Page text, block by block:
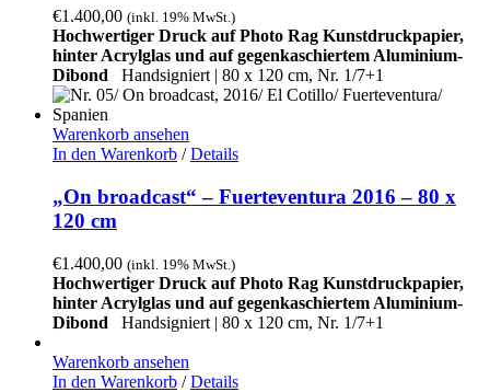
€1.400,00 (inkl. 19% MwSt.)
Hochwertiger Druck auf Photo Rag Kunstdruckpapier,
hinter Acrylglas und auf gegenkaschiertem Aluminium-
Dibond Handsigniert | 80 x 120 cm, Nr. 1/7+1
Warenkorb ansehen
In den Warenkorb / Details
„On broadcast“ – Fuerteventura 2016 – 80 x
120 cm
€1.400,00 (inkl. 19% MwSt.)
Hochwertiger Druck auf Photo Rag Kunstdruckpapier,
hinter Acrylglas und auf gegenkaschiertem Aluminium-
Dibond Handsigniert | 80 x 120 cm, Nr. 1/7+1
Warenkorb ansehen
In den Warenkorb / Details